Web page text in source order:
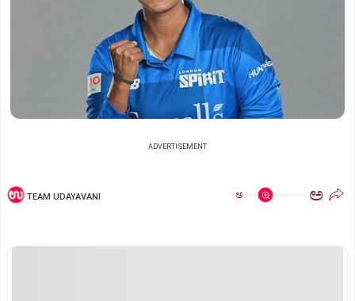
ADVERTISEMENT
TEAM UDAYAVANI ಅ ಅ